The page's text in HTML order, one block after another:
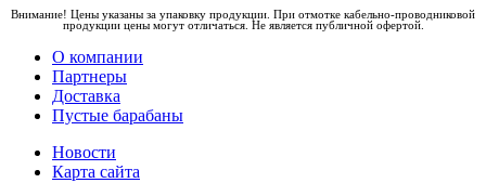
Внимание! Цены указаны за упаковку продукции. При отмотке кабельно-проводниковой
продукции цены могут отличаться. Не является публичной офертой.
О компании
Партнеры
Доставка
Пустые барабаны
Новости
Карта сайта